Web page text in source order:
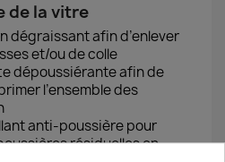
de la vitre
dégraissant afin d’enlever
et/ou de colle
dépoussiérante afin de
l’ensemble des
anti-poussière pour
résiduelles en